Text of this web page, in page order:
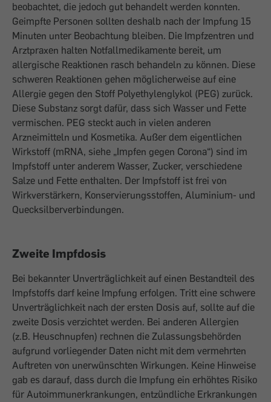
beobachtet, die jedoch gut behandelt werden konnten.
Geimpfte Personen sollten deshalb nach der Impfung 15
Minuten unter Beobachtung bleiben. Die Impfzentren und
Arztpraxen halten Notfallmedikamente bereit, um
allergische Reaktionen rasch behandeln zu können. Diese
schweren Reaktionen gehen möglicherweise auf eine
Allergie gegen den Stoff Polyethylenglykol (PEG) zurück.
Diese Substanz sorgt dafür, dass sich Wasser und Fette
vermischen. PEG steckt auch in vielen anderen
Arzneimitteln und Kosmetika. Außer dem eigentlichen
Wirkstoff (mRNA, siehe „Impfen gegen Corona“) sind im
Impfstoff unter anderem Wasser, Zucker, verschiedene
Salze und Fette enthalten. Der Impfstoff ist frei von
Wirkverstärkern, Konservierungsstoffen, Aluminium- und
Quecksilberverbindungen.
Zweite Impfdosis
Bei bekannter Unverträglichkeit auf einen Bestandteil des
Impfstoffs darf keine Impfung erfolgen. Tritt eine schwere
Unverträglichkeit nach der ersten Dosis auf, sollte auf die
zweite Dosis verzichtet werden. Bei anderen Allergien
(z.B. Heuschnupfen) rechnen die Zulassungsbehörden
aufgrund vorliegender Daten nicht mit dem vermehrten
Auftreten von unerwünschten Wirkungen. Keine Hinweise
gab es darauf, dass durch die Impfung ein erhöhtes Risiko
für Autoimmunerkrankungen, entzündliche Erkrankungen